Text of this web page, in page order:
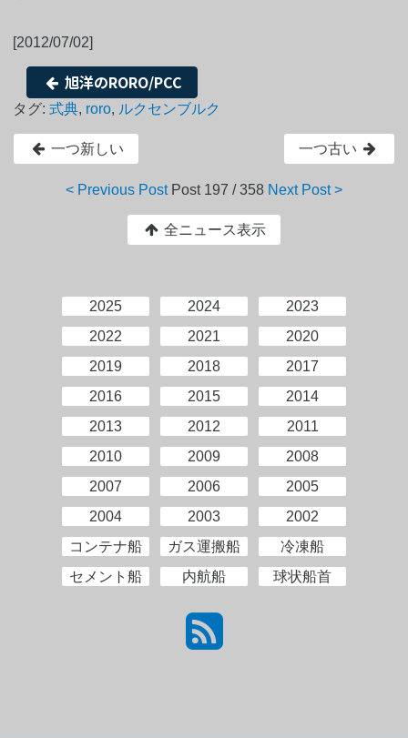
[2012/07/02]
旭洋のRORO/PCC
タグ:式典, roro, ルクセンブルク
一つ新しい 一つ古い
< Previous Post Post 197 / 358 Next Post >
全ニュース表示
2025 2024
2023
2022
2021
2020
2019
2018
2017
2016
2015
2014
2013
2012
2011
2010
2009
2008
2007
2006
2005
2004
2003
2002
コンテナ船
ガス運搬船
冷凍船
セメント船
内航船 球状船首